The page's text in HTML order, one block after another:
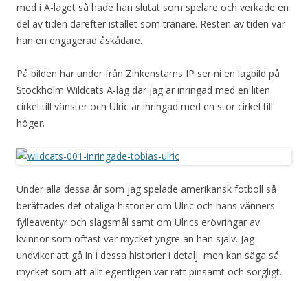
med i A-laget så hade han slutat som spelare och verkade en
del av tiden därefter istället som tränare. Resten av tiden var
han en engagerad åskådare.
På bilden här under från Zinkenstams IP ser ni en lagbild på
Stockholm Wildcats A-lag där jag är inringad med en liten
cirkel till vänster och Ulric är inringad med en stor cirkel till
höger.
Under alla dessa år som jag spelade amerikansk fotboll så
berättades det otaliga historier om Ulric och hans vänners
fylleäventyr och slagsmål samt om Ulrics erövringar av
kvinnor som oftast var mycket yngre än han själv. Jag
undviker att gå in i dessa historier i detalj, men kan säga så
mycket som att allt egentligen var rätt pinsamt och sorgligt.